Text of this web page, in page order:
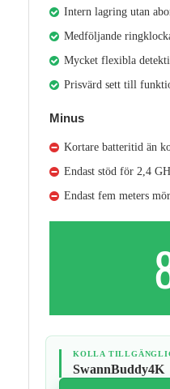
Intern lagring utan
Medföljande
Mycket flexibla
Prisvärd sett till
Minus
Kortare batteritid än
Endast stöd för 2,4
Endast fem meters
KOLLA
SwannBuddy4K